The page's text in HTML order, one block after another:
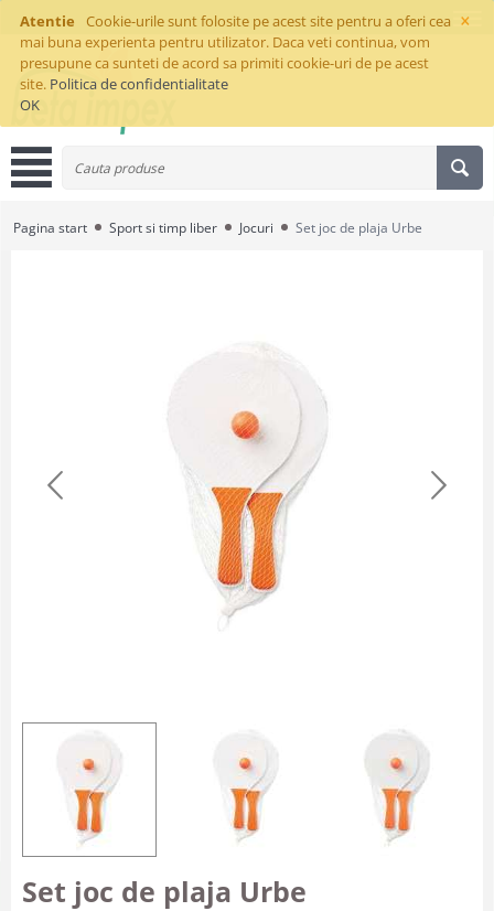
×
Atentie
Cookie-urile sunt folosite pe acest site pentru a oferi cea
mai buna experienta pentru utilizator. Daca veti continua, vom
presupune ca sunteti de acord sa primiti cookie-uri de pe acest
site. Politica de confidentialitate
OK
Pagina start Sport si timp liber Jocuri Set joc de plaja Urbe
Set joc de plaja Urbe